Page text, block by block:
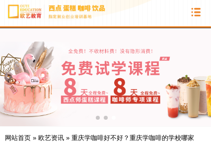
网站首页 » 欧艺资讯 » 重庆学咖啡好不好？重庆学咖啡的学校哪家